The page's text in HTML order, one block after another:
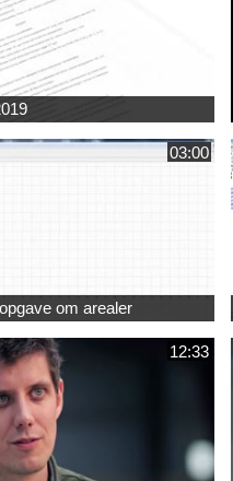
03:00
om arealer
12:33